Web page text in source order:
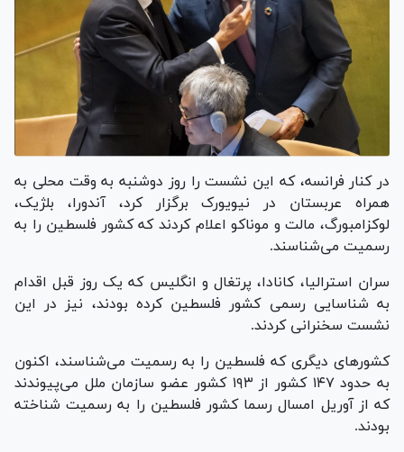
در کنار فرانسه، که این نشست را روز دوشنبه به وقت محلی به
همراه عربستان در نیویورک برگزار کرد، آندورا، بلژیک،
لوکزامبورگ، مالت و موناکو اعلام کردند که کشور فلسطین را به
رسمیت می‌شناسند.
سران استرالیا، کانادا، پرتغال و انگلیس که یک روز قبل اقدام
به شناسایی رسمی کشور فلسطین کرده بودند، نیز در این
نشست سخنرانی کردند.
کشور‌های دیگری که فلسطین را به رسمیت می‌شناسند، اکنون
به حدود ۱۴۷ کشور از ۱۹۳ کشور عضو سازمان ملل می‌پیوندند
که از آوریل امسال رسما کشور فلسطین را به رسمیت شناخته
بودند.